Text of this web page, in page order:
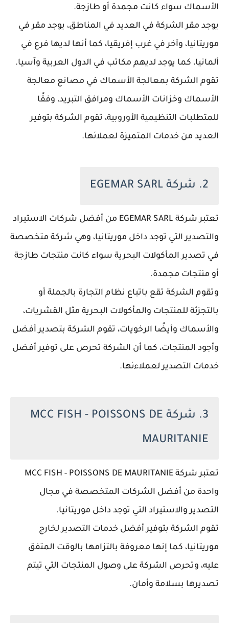
الأسماك سواء كانت مجمدة أو طازجة.
يوجد مقر الشركة في العديد في المناطق، يوجد مقر في
موريتانيا، وآخر في غرب إفريقيا، كما أنها لديها فرع في
ألمانيا، كما يوجد لديهم مكاتب في الدول العربية وآسيا.
تقوم الشركة بمعالجة الأسماك في مصانع معالجة
الأسماك وخزانات الأسماك ومرافق التبريد، وفقًا
للمتطلبات التنظيمية الأوروبية، تقوم الشركة بتوفير
العديد من خدمات المتميزة لعملائها.
2. شركة EGEMAR SARL
تعتبر شركة EGEMAR SARL من أفضل شركات الاستيراد
والتصدير التي توجد داخل موريتانيا، وهي شركة متخصصة
في تصدير المأكولات البحرية سواء كانت منتجات طازجة
أو منتجات مجمدة.
وتقوم الشركة تقع باتباع نظام التجارة بالجملة أو
بالتجزئة للمنتجات والمأكولات البحرية مثل القشريات،
والأسماك وأيضًا الرخويات، تقوم الشركة بتصدير أفضل
وأجود المنتجات، كما أن الشركة تحرص على توفير أفضل
خدمات التصدير لعملاءئها.
3. شركة MCC FISH - POISSONS DE
MAURITANIE
تعتبر شركة MCC FISH - POISSONS DE MAURITANIE
واحدة من أفضل الشركات المتخصصة في مجال
التصدير والاستيراد التي توجد داخل موريتانيا.
تقوم الشركة بتوفير أفضل خدمات التصدير لخارج
موريتانيا، كما إنها معروفة بالتزامها بالوقت المتفق
عليه، وتحرص الشركة على وصول المنتجات التي تيتم
تصديرها بسلامة وأمان.